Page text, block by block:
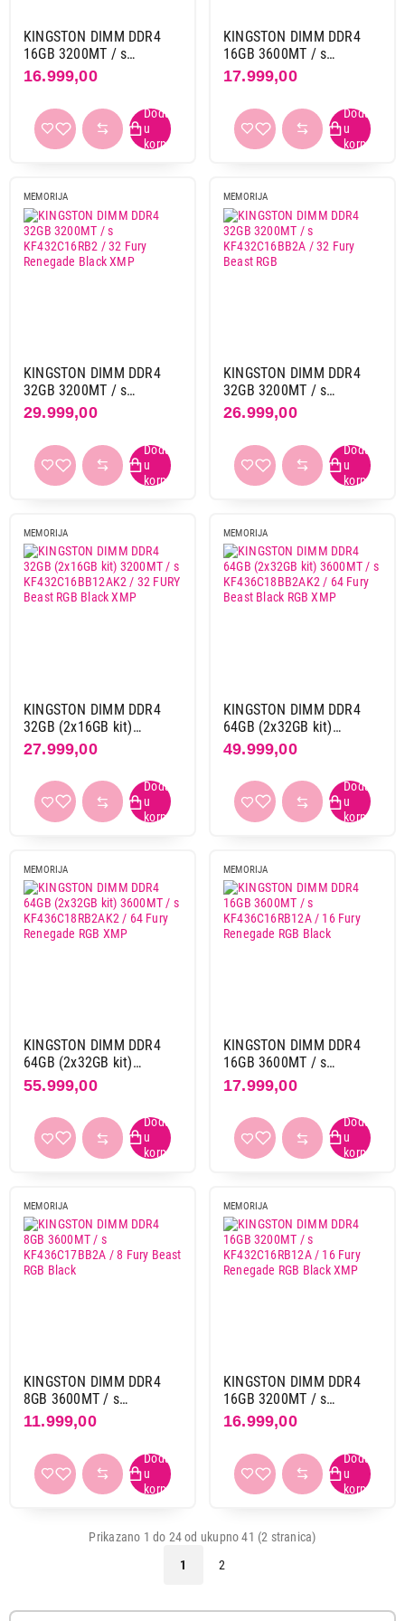
KINGSTON DIMM DDR4
16GB 3200MT / s
KF432C16BB12A / 16
FURY Beast RGB Black
XMP
16.999,00
KINGSTON DIMM DDR4
16GB 3600MT / s
KF436C16RB12 / 16 Fury
Renegade Black XMP
17.999,00
MEMORIJA
KINGSTON DIMM DDR4
32GB 3200MT / s
KF432C16RB2 / 32 Fury
Renegade Black XMP
29.999,00
MEMORIJA
KINGSTON DIMM DDR4
32GB 3200MT / s
KF432C16BB2A / 32 Fury
Beast RGB
26.999,00
MEMORIJA
KINGSTON DIMM DDR4
32GB (2x16GB kit)
3200MT / s
KF432C16BB12AK2 / 32
FURY Beast RGB Black
XMP
27.999,00
MEMORIJA
KINGSTON DIMM DDR4
64GB (2x32GB kit)
3600MT / s
KF436C18BB2AK2 / 64
Fury Beast Black RGB
XMP
49.999,00
MEMORIJA
KINGSTON DIMM DDR4
64GB (2x32GB kit)
3600MT / s
KF436C18RB2AK2 / 64
Fury Renegade RGB XMP
55.999,00
MEMORIJA
KINGSTON DIMM DDR4
16GB 3600MT / s
KF436C16RB12A / 16
Fury Renegade RGB Black
17.999,00
MEMORIJA
KINGSTON DIMM DDR4
8GB 3600MT / s
KF436C17BB2A / 8 Fury
Beast RGB Black
11.999,00
MEMORIJA
KINGSTON DIMM DDR4
16GB 3200MT / s
KF432C16RB12A / 16
Fury Renegade RGB Black
XMP
16.999,00
Prikazano 1 do 24 od ukupno 41 (2 stranica)
1
2
KINGSTON DDR4 16GB 3200MHz
KVR32N22D8/16
Proizvod je dodat u korpu.
Završi kupovinu